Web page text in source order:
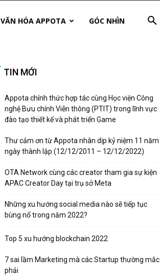
VĂN HÓA APPOTA GÓC NHÌN
TIN MỚI
Appota chính thức hợp tác cùng Học viện Công
nghệ Bưu chính Viễn thông (PTIT) trong lĩnh vực
đào tạo thiết kế và phát triển Game
Thư cảm ơn từ Appota nhân dịp kỷ niệm 11 năm
ngày thành lập (12/12/2011 – 12/12/2022)
OTA Network cùng các creator tham gia sự kiện
APAC Creator Day tại trụ sở Meta
Những xu hướng social media nào sẽ tiếp tục
bùng nổ trong năm 2022?
Top 5 xu hướng blockchain 2022
7 sai lầm Marketing mà các Startup thường mắc
phải